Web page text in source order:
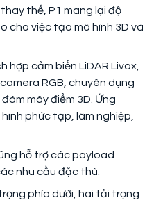
thế, P1 mang lại độ
cho việc tạo mô hình 3D và
hợp cảm biến LiDAR Livox,
RGB, chuyên dụng
mây điểm 3D. Ứng
phức tạp, lâm nghiệp,
hỗ trợ các payload
nhu cầu đặc thù.
phía dưới, hai tải trọng